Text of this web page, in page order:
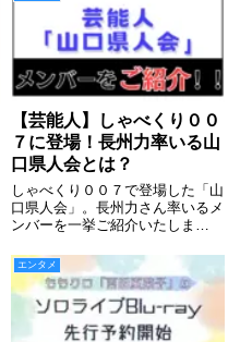
【芸能人】しゃべくり００
７に登場！長州力率いる山
口県人会とは？
しゃべくり００７で登場した「山
口県人会」。長州力さん率いるメ
ンバーを一挙ご紹介いたしま
エンタメ